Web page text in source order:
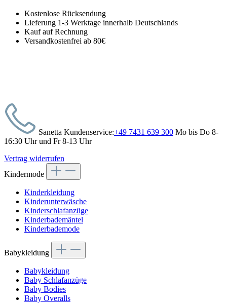
Kostenlose Rücksendung
Lieferung 1-3 Werktage innerhalb Deutschlands
Kauf auf Rechnung
Versandkostenfrei ab 80€
Sanetta Kundenservice:+49 7431 639 300 Mo bis Do 8-
16:30 Uhr und Fr 8-13 Uhr
Vertrag widerrufen
Kindermode
Kinderkleidung
Kinderunterwäsche
Kinderschlafanzüge
Kinderbademäntel
Kinderbademode
Babykleidung
Babykleidung
Baby Schlafanzüge
Baby Bodies
Baby Overalls